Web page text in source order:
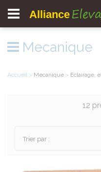
Alliance
Mecanique
Accueil > Mecanique > Eclairage,
12
Trier par :